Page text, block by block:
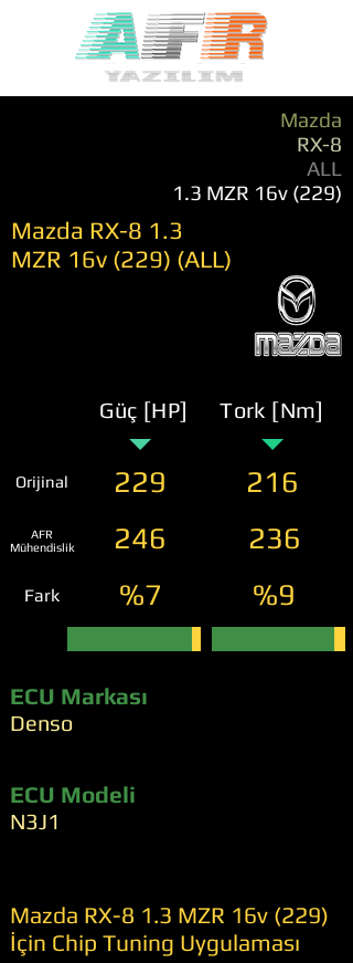
Mazda
RX-8
ALL
1.3 MZR 16v (229)
Mazda RX-8 1.3
MZR 16v (229) (ALL)
Güç [HP] Tork [Nm]
Orijinal 229 216
AFR
Mühendislik
246 236
Fark %7 %9
ECU Markası
Denso
ECU Modeli
N3J1
Mazda RX-8 1.3 MZR 16v (229)
İçin Chip Tuning Uygulaması